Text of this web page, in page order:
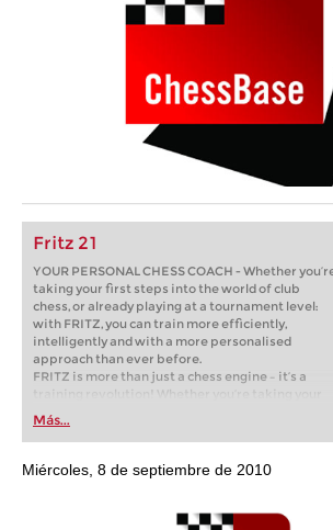
Fritz 21
YOUR PERSONAL CHESS COACH - Whether
taking your first steps into the world of club
chess, or already playing at a tournament level:
with FRITZ, you can train more efficiently,
intelligently and with a more personalised
approach than ever before.
FRITZ is more than just a chess engine – it’s a
training revolution! Whether you’re taking your
first steps into the world of club chess, or already
playing at a tournament level: with FRITZ, you can
train more efficiently, intelligently and with a
more personalised approach than ever before.
Más...
Miércoles, 8 de septiembre de 2010